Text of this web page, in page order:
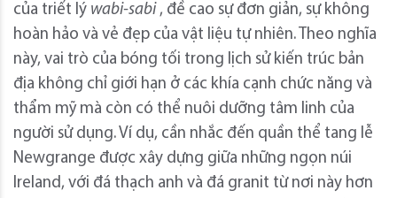
của triết lý wabi-sabi , đề cao sự đơn giản, sự không
hoàn hảo và vẻ đẹp của vật liệu tự nhiên. Theo nghĩa
này, vai trò của bóng tối trong lịch sử kiến ​​trúc bản
địa không chỉ giới hạn ở các khía cạnh chức năng và
thẩm mỹ mà còn có thể nuôi dưỡng tâm linh của
người sử dụng. Ví dụ, cần nhắc đến quần thể tang lễ
Newgrange được xây dựng giữa những ngọn núi
Ireland, với đá thạch anh và đá granit từ nơi này hơn